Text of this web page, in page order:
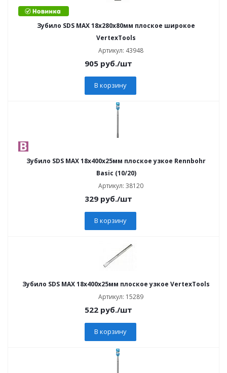
Зубило SDS MAX 18х280х80мм плоское широкое
VertexTools
Артикул: 43948
905 руб./шт
В корзину
Зубило SDS MAX 18х400х25мм плоское узкое Rennbohr
Basic (10/20)
Артикул: 38120
329 руб./шт
В корзину
Зубило SDS MAX 18х400х25мм плоское узкое VertexTools
Артикул: 15289
522 руб./шт
В корзину